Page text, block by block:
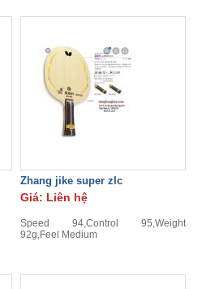
Zhang jike super zlc
Giá: Liên hệ
Speed 94,Control 95,Weight
92g,Feel Medium